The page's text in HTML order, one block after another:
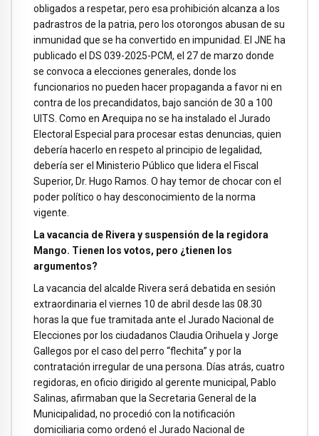
obligados a respetar, pero esa prohibición alcanza a los
padrastros de la patria, pero los otorongos abusan de su
inmunidad que se ha convertido en impunidad. El JNE ha
publicado el DS 039-2025-PCM, el 27 de marzo donde
se convoca a elecciones generales, donde los
funcionarios no pueden hacer propaganda a favor ni en
contra de los precandidatos, bajo sanción de 30 a 100
UITS. Como en Arequipa no se ha instalado el Jurado
Electoral Especial para procesar estas denuncias, quien
debería hacerlo en respeto al principio de legalidad,
debería ser el Ministerio Público que lidera el Fiscal
Superior, Dr. Hugo Ramos. O hay temor de chocar con el
poder político o hay desconocimiento de la norma
vigente.
La vacancia de Rivera y suspensión de la regidora
Mango. Tienen los votos, pero ¿tienen los
argumentos?
La vacancia del alcalde Rivera será debatida en sesión
extraordinaria el viernes 10 de abril desde las 08.30
horas la que fue tramitada ante el Jurado Nacional de
Elecciones por los ciudadanos Claudia Orihuela y Jorge
Gallegos por el caso del perro “flechita” y por la
contratación irregular de una persona. Días atrás, cuatro
regidoras, en oficio dirigido al gerente municipal, Pablo
Salinas, afirmaban que la Secretaria General de la
Municipalidad, no procedió con la notificación
domiciliaria como ordenó el Jurado Nacional de